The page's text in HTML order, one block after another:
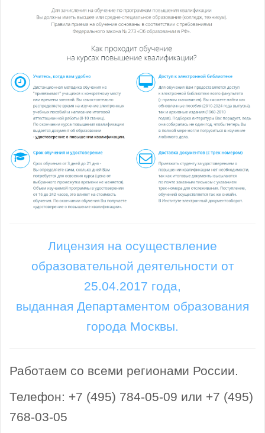
Лицензия на осуществление
образовательной деятельности от
25.04.2017 года,
выданная Департаментом образования
города Москвы.
Работаем со всеми регионами России.
Телефон: +7 (495) 784-05-09 или +7 (495)
768-03-05